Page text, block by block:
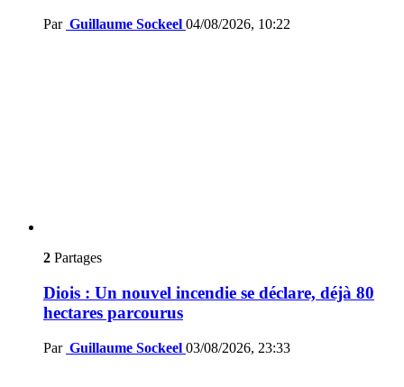
Par Guillaume Sockeel 04/08/2026, 10:22
2 Partages
Diois : Un nouvel incendie se déclare, déjà 80
hectares parcourus
Par Guillaume Sockeel 03/08/2026, 23:33